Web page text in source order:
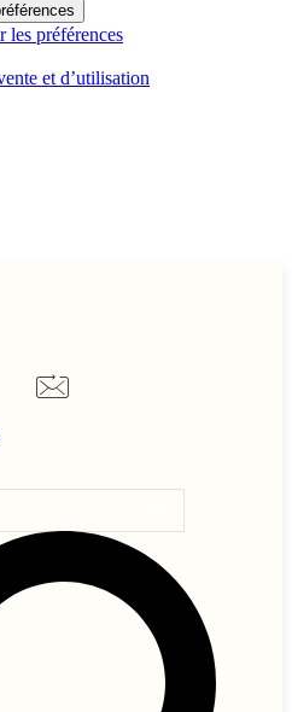
les préférences
et d’utilisation